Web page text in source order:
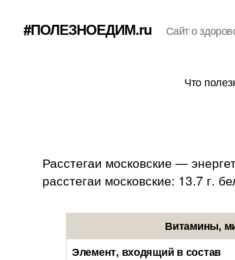
#ПОЛЕЗНОЕДИМ.ru Сайт о
Что
Расстегаи московские —
расстегаи московские: 13.7 г.
Витамины,
Элемент, входящий в состав